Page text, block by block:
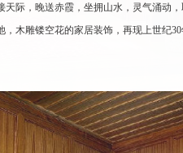
天际，晚送赤霞，坐拥山水，灵气涌动
，木雕镂空花的家居装饰，再现上世纪